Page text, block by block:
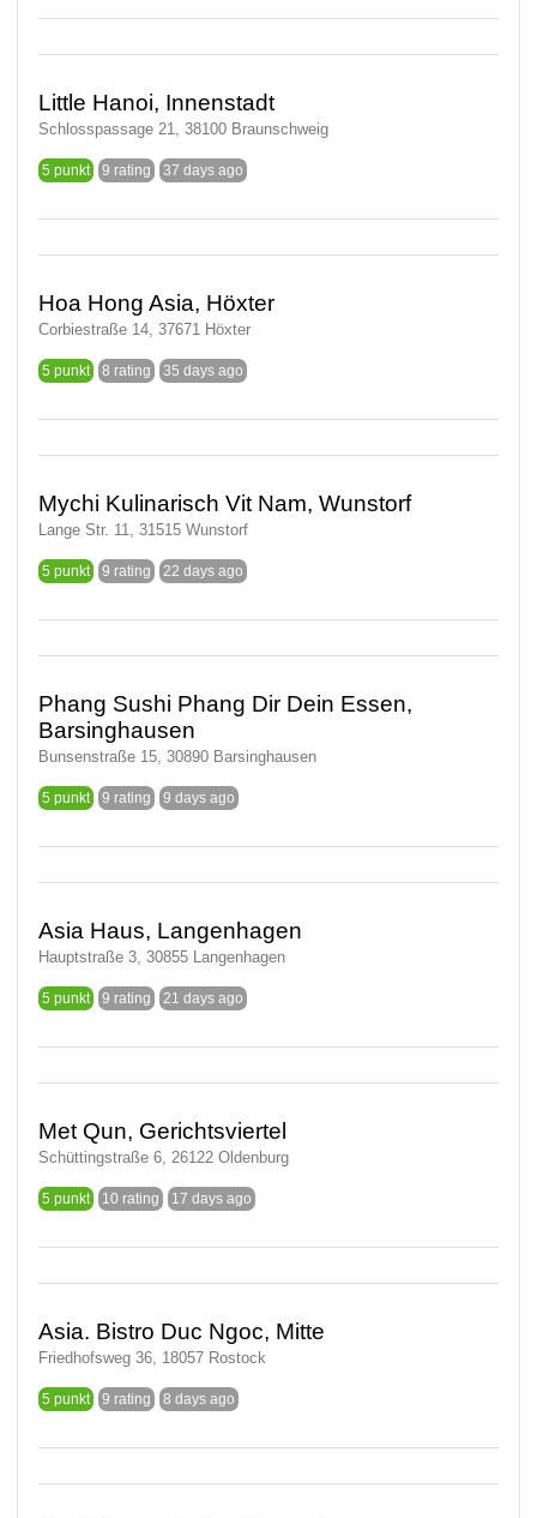
Little Hanoi, Innenstadt
Schlosspassage 21, 38100 Braunschweig
5 punkt 9 rating 37 days ago
Hoa Hong Asia, Höxter
Corbiestraße 14, 37671 Höxter
5 punkt 8 rating 35 days ago
Mychi Kulinarisch Vit Nam, Wunstorf
Lange Str. 11, 31515 Wunstorf
5 punkt 9 rating 22 days ago
Phang Sushi Phang Dir Dein Essen,
Barsinghausen
Bunsenstraße 15, 30890 Barsinghausen
5 punkt 9 rating 9 days ago
Asia Haus, Langenhagen
Hauptstraße 3, 30855 Langenhagen
5 punkt 9 rating 21 days ago
Met Qun, Gerichtsviertel
Schüttingstraße 6, 26122 Oldenburg
5 punkt 10 rating 17 days ago
Asia. Bistro Duc Ngoc, Mitte
Friedhofsweg 36, 18057 Rostock
5 punkt 9 rating 8 days ago